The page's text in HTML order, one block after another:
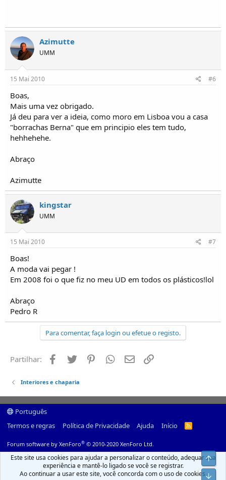
Azimutte
UMM
15 Mai 2010 #6
Boas,
Mais uma vez obrigado.
Já deu para ver a ideia, como moro em Lisboa vou a casa
"borrachas Berna" que em principio eles tem tudo,
hehhehehe.
Abraço
Azimutte
kingstar
UMM
15 Mai 2010 #7
Boas!
A moda vai pegar !
Em 2008 foi o que fiz no meu UD em todos os plásticos!lol
Abraço
Pedro R
Para comentar, faça login ou efetue o registo.
Partilhar: Facebook
Twitter PinterestWhatsapp
Email
Interiores e chaparia
Português
Termos e regras
Política de Privacidade Ajuda Início
R
Forum software by XenForo® © 2010-2020 XenForo Ltd.
Este site usa cookies para ajudar a personalizar o conteúdo, adequar sua
experiência e mantê-lo ligado se você se registrar.
Ao continuar a usar este site, você concorda com o uso de cookies.
Top